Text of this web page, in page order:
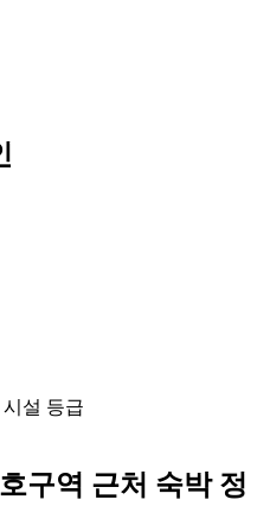
시설 등급
구역 근처 숙박 정